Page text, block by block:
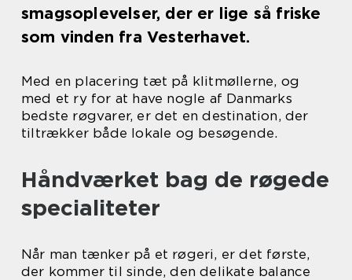
smagsoplevelser, der er lige så friske
som vinden fra Vesterhavet.
Med en placering tæt på klitmøllerne, og
med et ry for at have nogle af Danmarks
bedste røgvarer, er det en destination, der
tiltrækker både lokale og besøgende.
Håndværket bag de røgede
specialiteter
Når man tænker på et røgeri, er det første,
der kommer til sinde, den delikate balance